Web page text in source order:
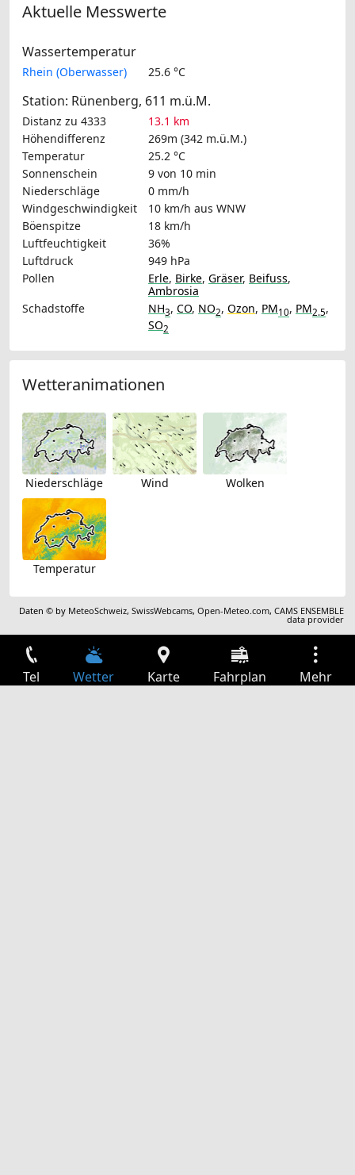
Aktuelle Messwerte
Wassertemperatur
Rhein (Oberwasser) 25.6 °C
Station: Rünenberg, 611 m.ü.M.
Distanz zu 4333
13.1 km
Höhendifferenz
269m (342 m.ü.M.)
Temperatur
25.2 °C
Sonnenschein
9 von 10 min
Niederschläge
0 mm/h
Windgeschwindigkeit
10 km/h aus WNW
Böenspitze
18 km/h
Luftfeuchtigkeit
36%
Luftdruck
949 hPa
Pollen
Erle, Birke, Gräser, Beifuss,
Ambrosia
Schadstoffe
NH3, CO, NO2, Ozon, PM10, PM2.5,
SO2
Wetteranimationen
Niederschläge Wind Wolken
Temperatur
Daten © by MeteoSchweiz,SwissWebcams,Open-Meteo.com,CAMS ENSEMBLE
data provider
Tel Wetter Karte Fahrplan Mehr